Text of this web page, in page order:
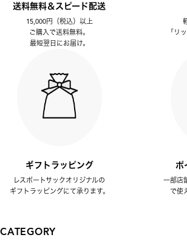
送料無料＆スピード配送
15,000円（税込）以上
ご購入で送料無料。
最短翌日にお届け。
「リ
ギフトラッピング
レスポートサックオリジナルの
ギフトラッピングにて承ります。
ポ
一部店
で使
CATEGORY